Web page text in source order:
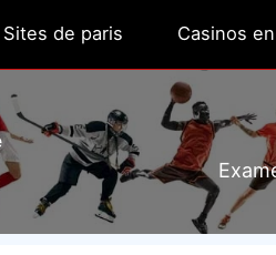
Sites de paris Casinos